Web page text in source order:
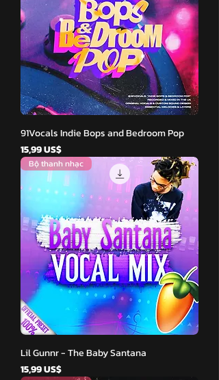
91Vocals Indie Bops and Bedroom Pop
Giá
15,99 US$
Bộ thanh nhạc
Lil Gunnr - The Baby Santana
Giá
15,99 US$